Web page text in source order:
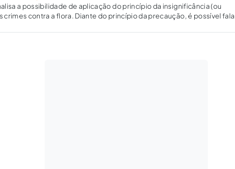
a possibilidade de aplicação do princípio da insignificância (ou
crimes contra a flora. Diante do princípio da precaução, é possível